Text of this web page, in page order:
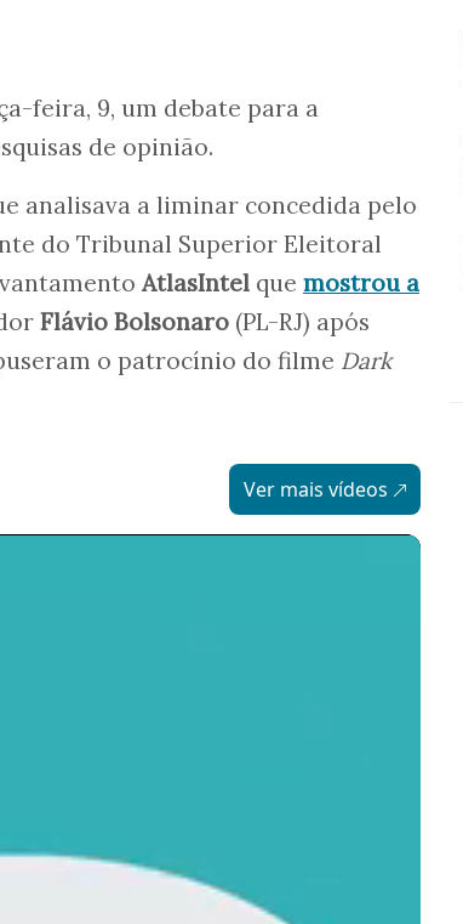
feira, 9, um debate para a
de opinião.
analisava a liminar concedida pelo
do Tribunal Superior Eleitoral
AtlasIntel que mostrou a
Flávio Bolsonaro (PL-RJ) após
o patrocínio do filme Dark
Ver mais vídeos